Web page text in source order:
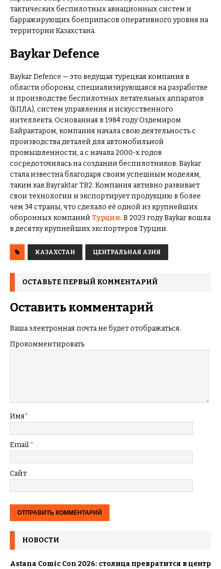
тактических беспилотных авиационных систем и
барражирующих боеприпасов оперативного уровня на
территории Казахстана.
Baykar Defence
Baykar Defence — это ведущая турецкая компания в
области обороны, специализирующаяся на разработке
и производстве беспилотных летательных аппаратов
(БПЛА), систем управления и искусственного
интеллекта. Основанная в 1984 году Оздемиром
Байрактаром, компания начала свою деятельность с
производства деталей для автомобильной
промышленности, а с начала 2000-х годов
сосредоточилась на создании беспилотников. Baykar
стала известна благодаря своим успешным моделям,
таким как Bayraktar TB2. Компания активно развивает
свои технологии и экспортирует продукцию в более
чем 34 страны, что сделало её одной из крупнейших
оборонных компаний Турции. В 2023 году Baykar вошла
в десятку крупнейших экспортеров Турции.
КАЗАХСТАН ЦЕНТРАЛЬНАЯ АЗИЯ
ОСТАВЬТЕ ПЕРВЫЙ КОММЕНТАРИЙ
Оставить комментарий
Ваша электронная почта не будет отображаться.
Прокомментировать
Имя*
Email *
Сайт
НОВОСТИ
Astana Comic Con 2026: столица превратится в центр